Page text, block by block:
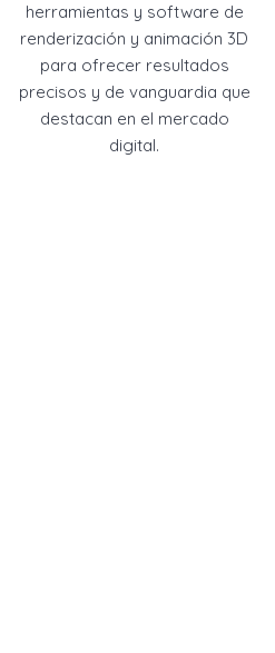
herramientas y software de
renderización y animación 3D
para ofrecer resultados
precisos y de vanguardia que
destacan en el mercado
digital.